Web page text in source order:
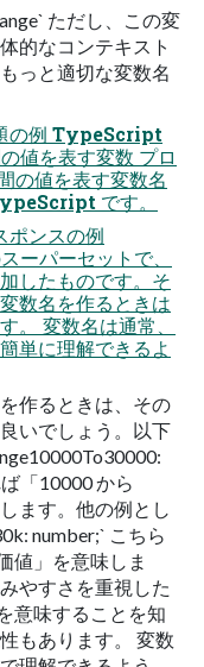
ただし、この変
的なコンテキスト
っと適切な変数名
の例 TypeScript
値を表す変数 プロ
の値を表す変数名
です。
ポンスの例
パーセットで、
したものです。そ
数名を作るときは
。 変数名は通常、
単に理解できるよ
作るときは、その
いでしょう。以下
「10000 から
ます。他の例とし
number;` こちら
値」を意味しま
やすさを重視した
意味することを知
もあります。 変数